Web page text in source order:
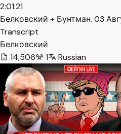
2:01:21
Белковский + Бунтман. 03
Transcript
Белковский
14,506
1 Russian